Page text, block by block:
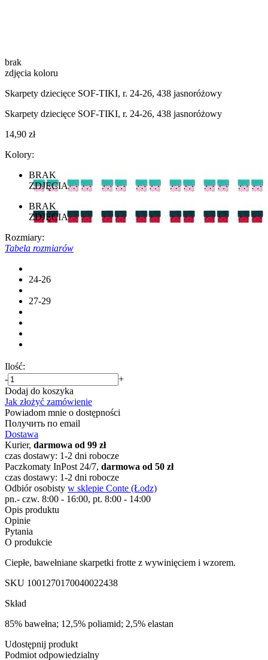
brak
zdjęcia koloru
Skarpety dziecięce SOF-TIKI, r. 24-26, 438 jasnoróżowy
Skarpety dziecięce SOF-TIKI, r. 24-26, 438 jasnoróżowy
14,90 zł
Kolory:
BRAK
ZDJĘCIA
BRAK
ZDJĘCIA
Rozmiary:
Tabela rozmiarów
24-26
27-29
Ilość:
-
+
Dodaj do koszyka
Jak złożyć zamówienie
Powiadom mnie o dostępności
Получить по email
Dostawa
Kurier, darmowa od 99 zł
czas dostawy: 1-2 dni robocze
Paczkomaty InPost 24/7, darmowa od 50 zł
czas dostawy: 1-2 dni robocze
Odbiór osobisty w sklepie Conte (Łodz)
pn.- czw. 8:00 - 16:00, pt. 8:00 - 14:00
Opis produktu
Opinie
Pytania
O produkcie
Ciepłe, bawełniane skarpetki frotte z wywinięciem i wzorem.
SKU 1001270170040022438
Skład
85% bawełna; 12,5% poliamid; 2,5% elastan
Udostępnij produkt
Podmiot odpowiedzialny